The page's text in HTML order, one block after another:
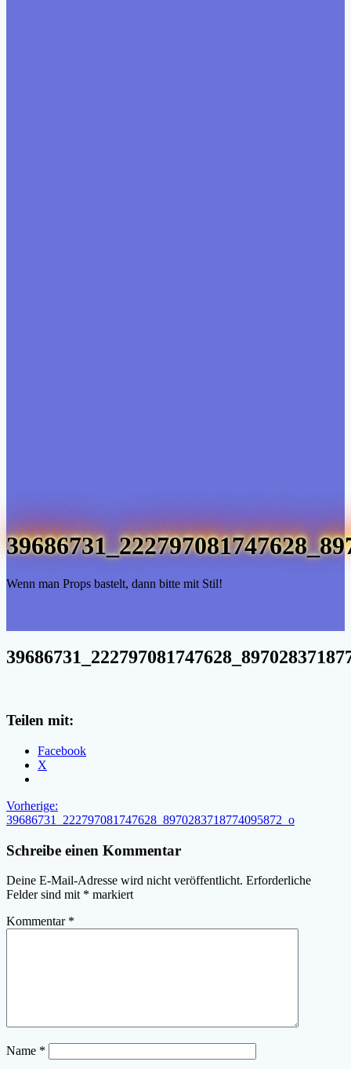
Wenn man Props bastelt, dann bitte mit Stil!
Teilen mit:
Facebook
X
Beitragsnavigation
Vorherige:
Beitrag:
39686731_222797081747628_8970283718774095872_o
Schreibe einen Kommentar
Deine E-Mail-Adresse wird nicht veröffentlicht. Erforderliche
Felder sind mit * markiert
Kommentar *
Name *